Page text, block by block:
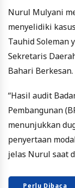
Nurul Mulyani
menyelidiki
Tauhid Soleman
Sekretaris
Bahari Berkesan.
“Hasil audit
Pembangunan
menunjukkan
penyertaan
jelas Nurul saat
Perlu Dibaca